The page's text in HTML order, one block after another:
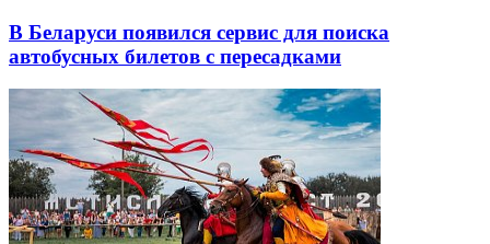
В Беларуси появился сервис для поиска
автобусных билетов с пересадками